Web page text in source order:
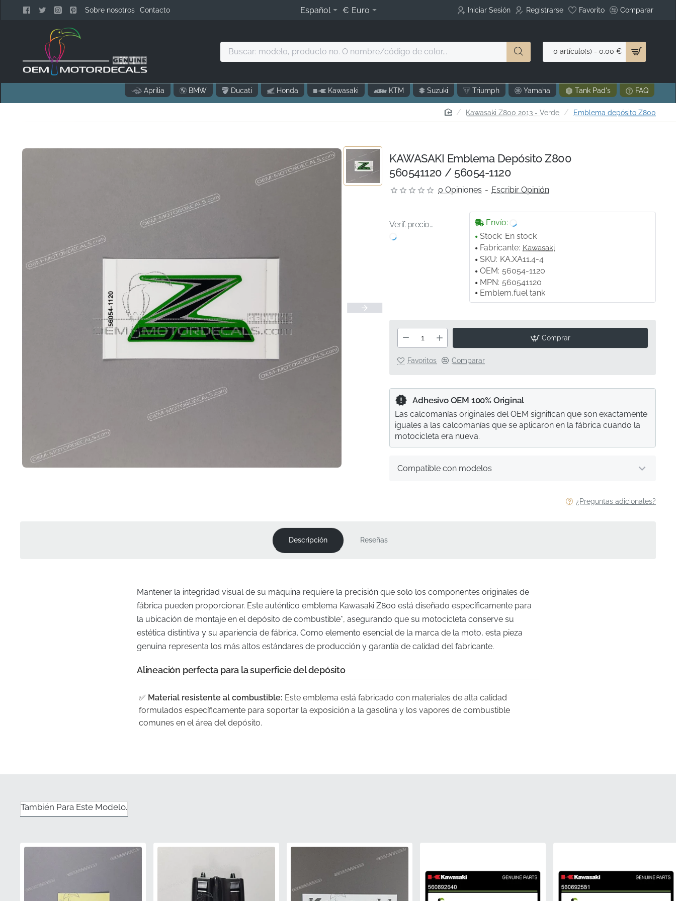
Sobre nosotros Contacto Español € Euro Iniciar Sesión Registrarse Favorito Comparar
Buscar:
no.
O
0 artículo(s) - 0.00 €
Aprilia BMW Ducati Honda Kawasaki KTM Suzuki Triumph Yamaha Tank Pad's FAQ
homeKawasaki Z800 2013 - Verde Emblema depósito Z800
KAWASAKI Emblema Depósito Z800
560541120 / 56054-1120
0 Opiniones - Escribir Opinión
Verif. precio...
Envío:
Stock: En stock
Fabricante: Kawasaki
SKU: KA.XA11.4-4
OEM: 56054-1120
MPN: 560541120
Emblem,fuel tank
Comprar
Favoritos Comparar
¿Preguntas adicionales?
Compatible con modelos
Adhesivo OEM 100% Original
Las calcomanías originales del OEM significan que son exactamente
iguales a las calcomanías que se aplicaron en la fábrica cuando la
motocicleta era nueva.
Descripción Reseñas
Mantener la integridad visual de su máquina requiere la precisión que solo los componentes originales de
fábrica pueden proporcionar. Este auténtico emblema Kawasaki Z800 está diseñado específicamente para
la ubicación de montaje en el depósito de combustible*, asegurando que su motocicleta conserve su
estética distintiva y su apariencia de fábrica. Como elemento esencial de la marca de la moto, esta pieza
genuina representa los más altos estándares de producción y garantía de calidad del fabricante.
Alineación perfecta para la superficie del depósito
✅ Material resistente al combustible: Este emblema está fabricado con materiales de alta calidad
formulados específicamente para soportar la exposición a la gasolina y los vapores de combustible
comunes en el área del depósito.
Diseño contorneado:El soporte adhesivo y la flexibilidad del material están diseñados para seguir la
curvatura precisa del panel del depósito y lograr un aspecto impecable, como si estuviera instalado de
También Para Este Modelo.